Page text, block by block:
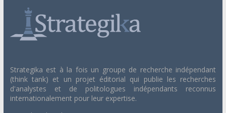
Strategika est à la fois un groupe de recherche indépendant
(think tank) et un projet éditorial qui publie les recherches
d'analystes et de politologues indépendants reconnus
internationalement pour leur expertise.